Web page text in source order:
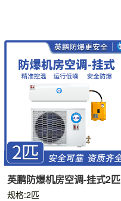
英鹏防爆机房空调-挂式2匹
规格:2匹